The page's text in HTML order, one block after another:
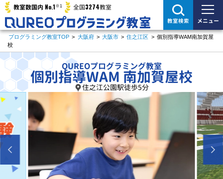
教室数国内 No.1※1 全国3274教室
教室検索 メニュー
プログラミング教室TOP > 大阪府 > 大阪市 > 住之江区 > 個別指導WAM南加賀屋
校
QUREOプログラミング教室
個別指導WAM 南加賀屋校
住之江公園駅徒歩5分